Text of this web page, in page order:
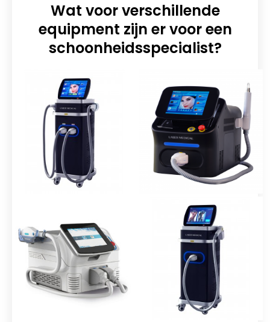
Wat voor verschillende
equipment zijn er voor een
schoonheidsspecialist?